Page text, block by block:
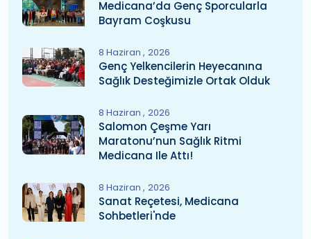
Medicana’da Genç Sporcularla
Bayram Coşkusu
8 Haziran 2026
Genç Yelkencilerin Heyecanına
Sağlık Desteğimizle Ortak Olduk
8 Haziran 2026
Salomon Çeşme Yarı
Maratonu’nun Sağlık Ritmi
Medicana Ile Attı!
8 Haziran 2026
Sanat Reçetesi, Medicana
Sohbetleri'nde